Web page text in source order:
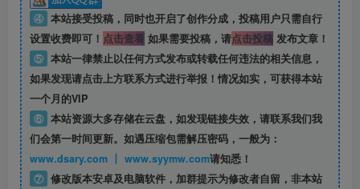
④ 本站接受投稿，同时也开启了创作分成，投稿用户只需自行
设置收费即可！ 点击查看如果需要投稿，请点击投稿发布文章！
⑤ 本站一律禁止以任何方式发布或转载任何违法的相关信息，
如果发现请点击上方联系方式进行举报！情况如实，可获得本站
一个月的VIP
⑥ 本站资源大多存储在云盘，如发现链接失效，请联系我们我
们会第一时间更新。如遇压缩包需解压密码，一般为：
www.dsary.com 丨 www.syymw.com请知悉！
⑦ 修改版本安卓及电脑软件，加群提示为修改者自留， 非本站